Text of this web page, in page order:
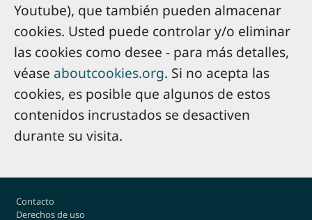
Youtube), que también pueden almacenar
cookies. Usted puede controlar y/o eliminar
las cookies como desee - para más detalles,
véase aboutcookies.org. Si no acepta las
cookies, es posible que algunos de estos
contenidos incrustados se desactiven
durante su visita.
Contacto
Derechos de uso